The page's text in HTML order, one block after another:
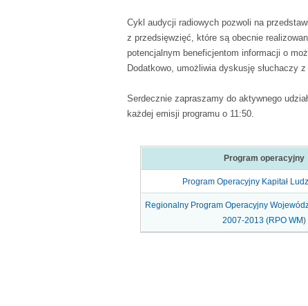
Cykl audycji radiowych pozwoli na
z przedsięwzięć, które są obecnie
potencjalnym beneficjentom informacji o
Dodatkowo, umożliwia dyskusję słuchaczy
Serdecznie zapraszamy do aktywnego
każdej emisji programu o 11:50.
Program operacyjny
Program Operacyjny Kapitał
Regionalny Program Operacyjny
2007-2013 (RPO WM)